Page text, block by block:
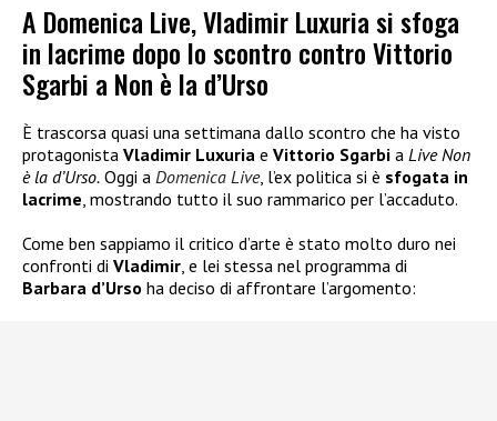
A Domenica Live, Vladimir Luxuria si sfoga
in lacrime dopo lo scontro contro Vittorio
Sgarbi a Non è la d’Urso
È trascorsa quasi una settimana dallo scontro che ha visto
protagonista Vladimir Luxuria e Vittorio Sgarbi a Live Non
è la d’Urso. Oggi a Domenica Live, l’ex politica si è sfogata in
lacrime, mostrando tutto il suo rammarico per l’accaduto.
Come ben sappiamo il critico d’arte è stato molto duro nei
confronti di Vladimir, e lei stessa nel programma di
Barbara d’Urso ha deciso di affrontare l’argomento: